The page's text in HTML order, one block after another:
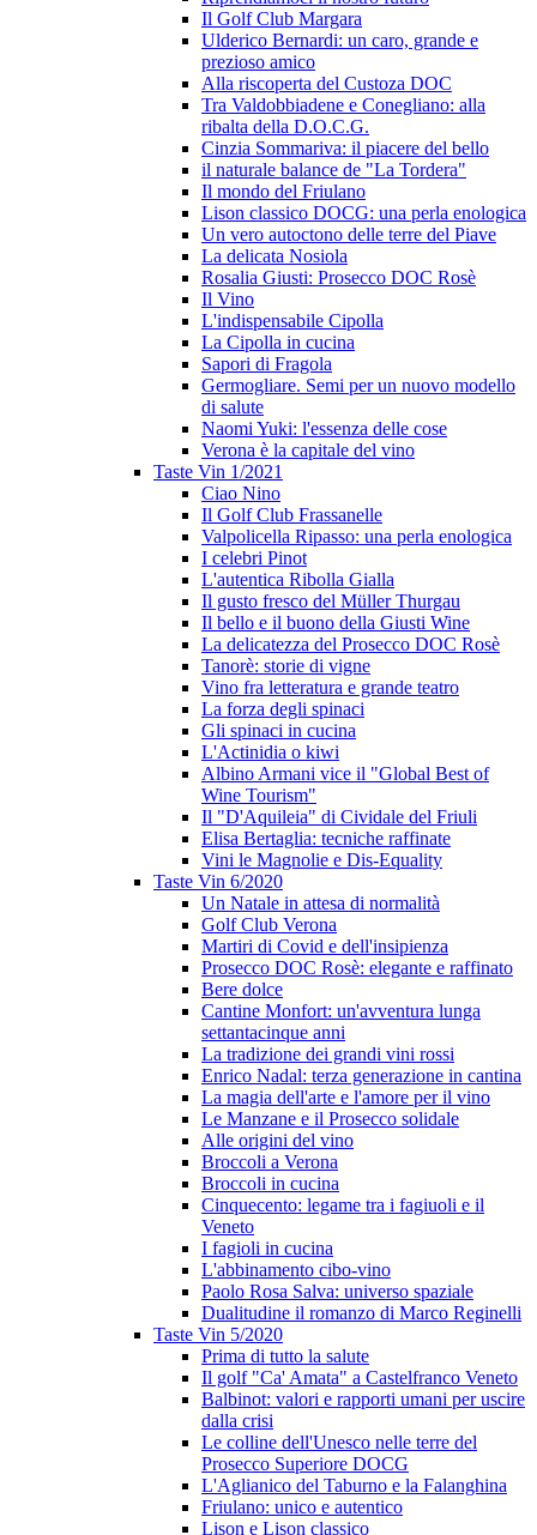
Il Golf Club Margara
Ulderico Bernardi: un caro, grande e
prezioso amico
Alla riscoperta del Custoza DOC
Tra Valdobbiadene e Conegliano: alla
ribalta della D.O.C.G.
Cinzia Sommariva: il piacere del bello
il naturale balance de "La Tordera"
Il mondo del Friulano
Lison classico DOCG: una perla enologica
Un vero autoctono delle terre del Piave
La delicata Nosiola
Rosalia Giusti: Prosecco DOC Rosè
Il Vino
L'indispensabile Cipolla
La Cipolla in cucina
Sapori di Fragola
Germogliare. Semi per un nuovo modello
di salute
Naomi Yuki: l'essenza delle cose
Verona è la capitale del vino
Taste Vin 1/2021
Ciao Nino
Il Golf Club Frassanelle
Valpolicella Ripasso: una perla enologica
I celebri Pinot
L'autentica Ribolla Gialla
Il gusto fresco del Müller Thurgau
Il bello e il buono della Giusti Wine
La delicatezza del Prosecco DOC Rosè
Tanorè: storie di vigne
Vino fra letteratura e grande teatro
La forza degli spinaci
Gli spinaci in cucina
L'Actinidia o kiwi
Albino Armani vice il "Global Best of
Wine Tourism"
Il "D'Aquileia" di Cividale del Friuli
Elisa Bertaglia: tecniche raffinate
Vini le Magnolie e Dis-Equality
Taste Vin 6/2020
Un Natale in attesa di normalità
Golf Club Verona
Martiri di Covid e dell'insipienza
Prosecco DOC Rosè: elegante e raffinato
Bere dolce
Cantine Monfort: un'avventura lunga
settantacinque anni
La tradizione dei grandi vini rossi
Enrico Nadal: terza generazione in cantina
La magia dell'arte e l'amore per il vino
Le Manzane e il Prosecco solidale
Alle origini del vino
Broccoli a Verona
Broccoli in cucina
Cinquecento: legame tra i fagiuoli e il
Veneto
I fagioli in cucina
L'abbinamento cibo-vino
Paolo Rosa Salva: universo spaziale
Dualitudine il romanzo di Marco Reginelli
Taste Vin 5/2020
Prima di tutto la salute
Il golf "Ca' Amata" a Castelfranco Veneto
Balbinot: valori e rapporti umani per uscire
dalla crisi
Le colline dell'Unesco nelle terre del
Prosecco Superiore DOCG
L'Aglianico del Taburno e la Falanghina
Friulano: unico e autentico
Lison e Lison classico